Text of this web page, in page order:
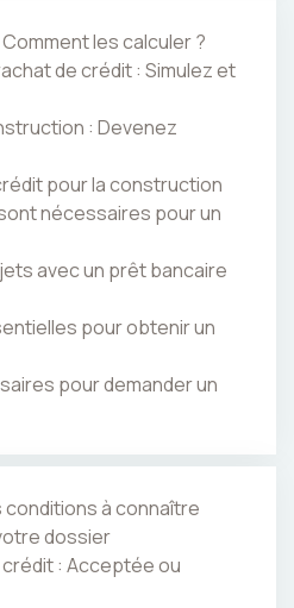
les calculer ?
de crédit : Simulez et
: Devenez
pour la construction
nécessaires pour un
avec un prêt bancaire
pour obtenir un
pour demander un
à connaître
dossier
: Acceptée ou